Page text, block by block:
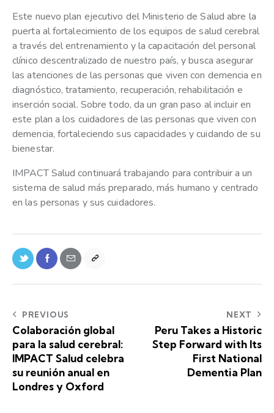
Este nuevo plan ejecutivo del Ministerio de Salud abre la
puerta al fortalecimiento de los equipos de salud cerebral
a través del entrenamiento y la capacitación del personal
clínico descentralizado de nuestro país, y busca asegurar
las atenciones de las personas que viven con demencia en
diagnóstico, tratamiento, recuperación, rehabilitación e
inserción social. Sobre todo, da un gran paso al incluir en
este plan a los cuidadores de las personas que viven con
demencia, fortaleciendo sus capacidades y cuidando de su
bienestar.
IMPACT Salud continuará trabajando para contribuir a un
sistema de salud más preparado, más humano y centrado
en las personas y sus cuidadores.
PREVIOUS
Colaboración global
para la salud cerebral:
IMPACT Salud celebra
su reunión anual en
Londres y Oxford
NEXT
Peru Takes a Historic
Step Forward with Its
First National
Dementia Plan